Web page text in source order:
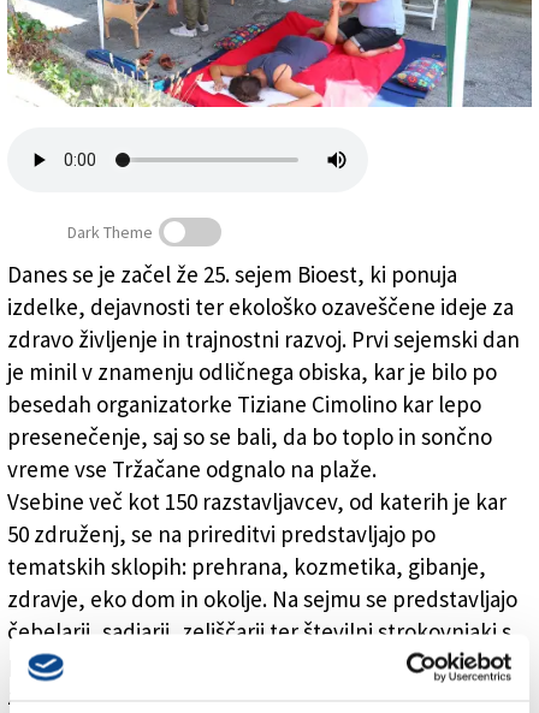
Uredništvo
Oglasi
Založnik
Sejem Bioest, vse za zdrav življenjski slog
Dark Theme
Danes se je začel že 25. sejem Bioest, ki ponuja
izdelke, dejavnosti ter ekološko ozaveščene ideje za
zdravo življenje in trajnostni razvoj. Prvi sejemski dan
je minil v znamenju odličnega obiska, kar je bilo po
besedah organizatorke Tiziane Cimolino kar lepo
presenečenje, saj so se bali, da bo toplo in sončno
vreme vse Tržačane odgnalo na plaže.
Vsebine več kot 150 razstavljavcev, od katerih je kar
50 združenj, se na prireditvi predstavljajo po
tematskih sklopih: prehrana, kozmetika, gibanje,
zdravje, eko dom in okolje. Na sejmu se predstavljajo
čebelarji, sadjarji, zeliščarji ter številni strokovnjaki s
področja komplementarne medicine. Stojnice na
zgornjem delu sejemskega prizorišča se šibijo pod